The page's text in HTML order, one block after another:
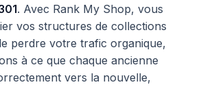
. Avec Rank My Shop, vous
vos structures de collections
perdre votre trafic organique,
à ce que chaque ancienne
vers la nouvelle,